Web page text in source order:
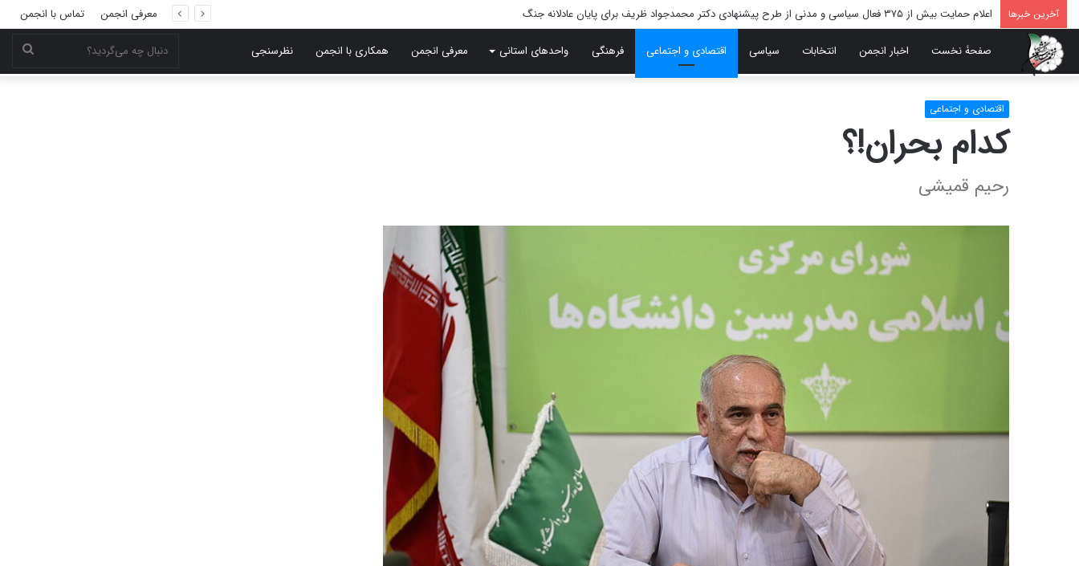
آخرین خبرها اعلام حمایت بیش از ۳۷۵ فعال سیاسی و مدنی از طرح پیشنهادی دکتر محمدجواد ظریف برای پایان عادلانه جنگ معرفی انجمن تماس با انجمن
صفحۀ نخست اخبار انجمن انتخابات سیاسی اقتصادی و اجتماعی فرهنگی واحدهای استانی معرفی انجمن همکاری با انجمن نظرسنجی
اقتصادی و اجتماعی
کدام بحران!؟
رحیم قمیشی